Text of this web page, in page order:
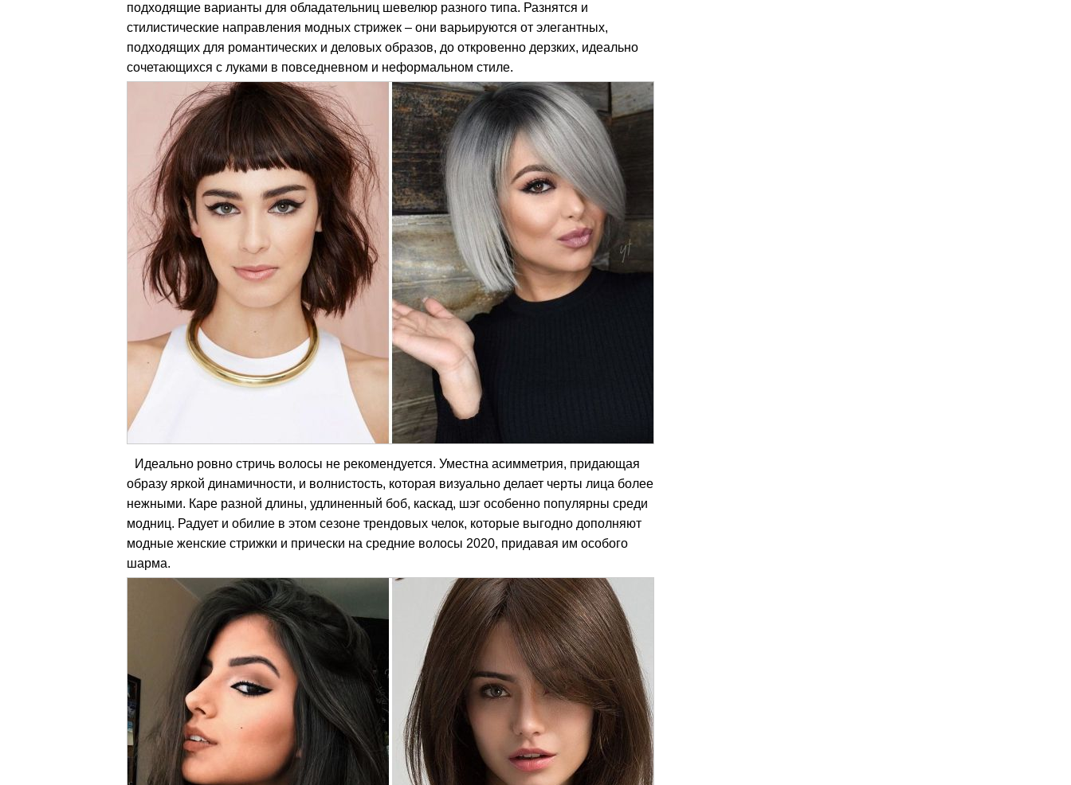
подходящие варианты для обладательниц шевелюр разного типа. Разнятся и
стилистические направления модных стрижек – они варьируются от элегантных,
подходящих для романтических и деловых образов, до откровенно дерзких, идеально
сочетающихся с луками в повседневном и неформальном стиле.
Идеально ровно стричь волосы не рекомендуется. Уместна асимметрия, придающая
образу яркой динамичности, и волнистость, которая визуально делает черты лица более
нежными. Каре разной длины, удлиненный боб, каскад, шэг особенно популярны среди
модниц. Радует и обилие в этом сезоне трендовых челок, которые выгодно дополняют
модные женские стрижки и прически на средние волосы 2020, придавая им особого
шарма.